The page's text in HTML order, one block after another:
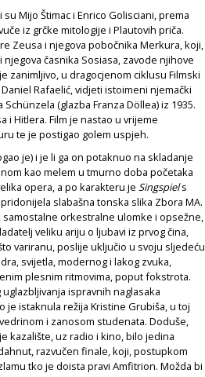
Mijo Štimac i Enrico Golisciani, prema
iz grčke mitologije i Plautovih priča.
Zeusa i njegova pobočnika Merkura, koji,
časnika Sosiasa, zavode njihove
zanimljivo, u dragocjenom ciklusu Filmski
Rafaelić, vidjeti istoimeni njemački
Schünzela (glazba Franza Döllea) iz 1935.
i Hitlera. Film je nastao u vrijeme
te je postigao golem uspjeh.
je) i je li ga on potaknuo na skladanje
kao melem u tmurno doba početaka
opera, a po karakteru je Singspiels
slabašna tonska slika Zbora MA.
orkestralne ulomke i opsežne,
veliku ariju o ljubavi iz prvog čina,
variranu, poslije uključio u svoju sljedeću
svijetla, modernog i lakog zvuka,
plesnim ritmovima, poput fokstrota.
ispravnih naglasaka
istaknula režija Kristine Grubiša, u toj
i zanosom studenata. Doduše,
kazalište, uz radio i kino, bilo jedina
razvučen finale, koji, postupkom
tko je doista pravi Amfitrion. Možda bi